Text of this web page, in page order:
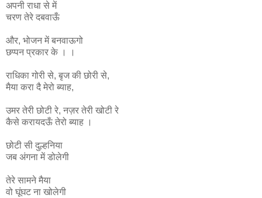
अपनी राधा से में
चरण तेरे दबवाऊँ
और, भोजन में बनवाऊगो
छप्पन प्रकार के । ।
राधिका गोरी से, बृज की छोरी से,
मैया करा दै मेरो ब्याह,
उमर तेरी छोटी रे, नज़र तेरी खोटी रे
कैसे करायदऊँ तेरो ब्याह ।
छोटी सी दुल्हनिया
जब अंगना में डोलेगी
तेरे सामने मैया
वो घूंघट ना खोलेगी